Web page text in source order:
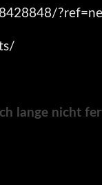
lange nicht